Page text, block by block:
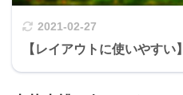
2021-02-27
【レイアウトに使いやす